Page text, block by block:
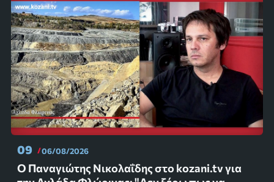
09 06/08/2026
Ο Παναγιώτης Νικολαΐδης στο kozani.tv για